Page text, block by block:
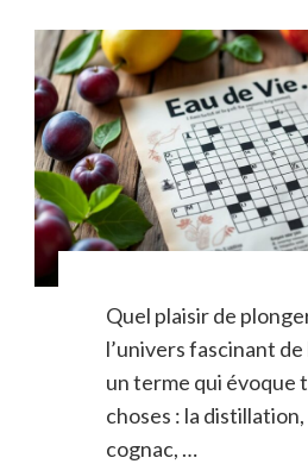
Quel plaisir de
l’univers fascinant de
un terme qui évoque
choses : la
cognac, …